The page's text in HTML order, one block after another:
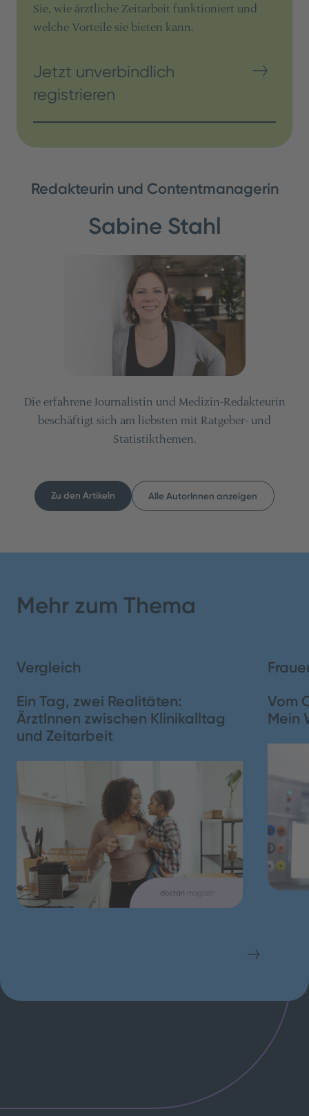
Sie, wie ärztliche Zeitarbeit funktioniert und
welche Vorteile sie bieten kann.
Jetzt unverbindlich
registrieren
Redakteurin und Contentmanagerin
Sabine Stahl
Die erfahrene Journalistin und Medizin-Redakteurin
beschäftigt sich am liebsten mit Ratgeber- und
Statistikthemen.
Zu den Artikeln Alle AutorInnen anzeigen
1. Erste europaweite Regelgenehmigung
3. Herausforderungen des Drohnenflugs
Mehr zum Thema
Vergleich
Ein Tag, zwei Realitäten:
ÄrztInnen zwischen Klinikalltag
und Zeitarbeit
Vom
Mein